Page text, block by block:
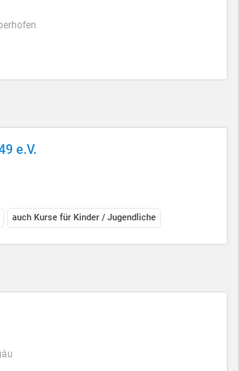
e.V.
auch Kurse für Kinder / Jugendliche